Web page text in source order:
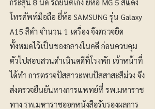
กระสุน 8 นัด รถยนต์เก๋ง ยี่ห้อ MG 5 สีแดง
โทรศัพท์มือถือ ยี่ห้อ SAMSUNG รุ่น Galaxy
A15 สีดำ จำนวน 1 เครื่อง จึงตรวจยึด
ทั้งหมดไว้เป็นของกลางในคดี ก่อนควบคุม
ตัวไปสอบสวนดำเนินคดีที่โรงพัก เจ้าหน้าที่
ได้ทำ การตรวจปัสสาวะพบปัสสาสะสีม่วง จึง
ส่งตรวจยืนยันทางการแพทย์ที่ รพ.มหาราช
ทาง รพ.มหาราชออกหนังสือรับรองผลการ